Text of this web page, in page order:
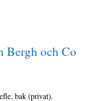
Bergh och Co
bak (privat).